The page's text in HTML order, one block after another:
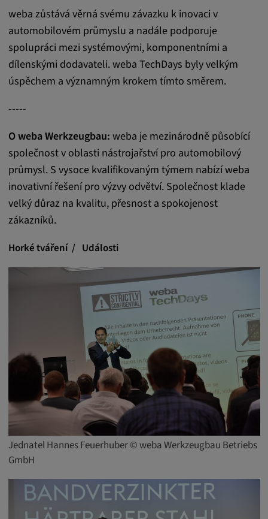
weba zůstává věrná svému závazku k inovaci v
automobilovém průmyslu a nadále podporuje
spolupráci mezi systémovými, komponentními a
dílenskými dodavateli. weba TechDays byly velkým
úspěchem a významným krokem tímto směrem.
-----
O weba Werkzeugbau: weba je mezinárodně působící
společnost v oblasti nástrojařství pro automobilový
průmysl. S vysoce kvalifikovaným týmem nabízí weba
inovativní řešení pro výzvy odvětví. Společnost klade
velký důraz na kvalitu, přesnost a spokojenost
zákazníků.
Horké tváření
Události
Jednatel Hannes Feuerhuber © weba Werkzeugbau Betriebs
GmbH
Statistiky
Statistiky Soubory cookie shromažďují
anonymní informace o chování uživatelů.
Tyto informace nám pomáhají lépe
porozumět chování uživatelů na našich
_pk_id.*, _pk_ses.*
Název:
_pk_id.*, _pk_ses.*
Poskytovatel:
Google LLC
Tyto soubory cookie se používají k
zaznamenávání chování návštěvníků
webových stránek.
Trvání cookies:
13 měsíců